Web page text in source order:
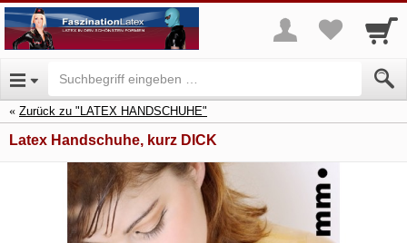
Zurück zu "LATEX HANDSCHUHE"
Latex Handschuhe, kurz DICK